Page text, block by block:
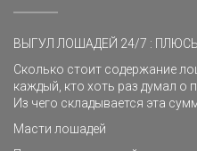
ВЫГУЛ ЛОШАДЕЙ 24/7 :
Сколько стоит содержание
каждый, кто хоть раз думал о
Из чего складывается эта
Масти лошадей